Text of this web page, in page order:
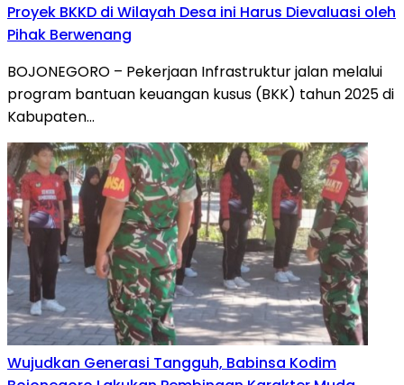
Proyek BKKD di Wilayah Desa ini Harus Dievaluasi oleh
Pihak Berwenang
BOJONEGORO – Pekerjaan Infrastruktur jalan melalui
program bantuan keuangan kusus (BKK) tahun 2025 di
Kabupaten…
Wujudkan Generasi Tangguh, Babinsa Kodim